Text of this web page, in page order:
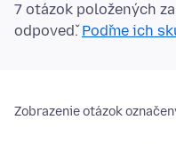
7 otázok položených
odpoveď.Poďme ich
Zobrazenie otázok